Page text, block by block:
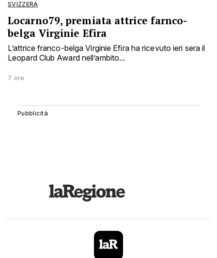
SVIZZERA
Locarno79, premiata attrice farnco-
belga Virginie Efira
L’attrice franco-belga Virginie Efira ha ricevuto ieri sera il
Leopard Club Award nell’ambito...
7 ore